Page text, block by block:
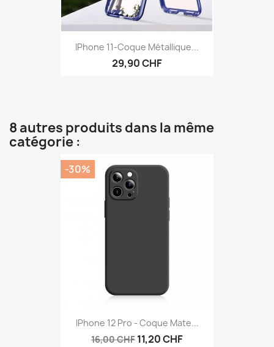
IPhone 11-Coque Métallique...
29,90 CHF
8 autres produits dans la même
catégorie :
IPhone 12 Pro - Coque Mate...
16,00 CHF 11,20 CHF
-30%